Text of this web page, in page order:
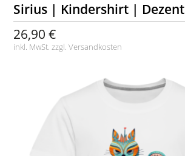
Sirius | Kindershirt | Dezent
26,90 €
inkl. MwSt. zzgl.Versandkosten